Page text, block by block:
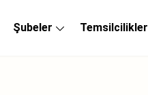
Şubeler Temsilcilikler